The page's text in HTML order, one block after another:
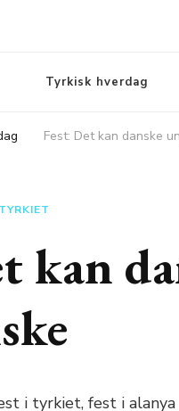
Tyrkisk hverdag
Fest: Det kan danske
TYRKIET
kan